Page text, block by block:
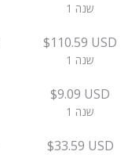
1 שנה
$110.59 USD
1 שנה
$9.09 USD
1 שנה
$33.59 USD